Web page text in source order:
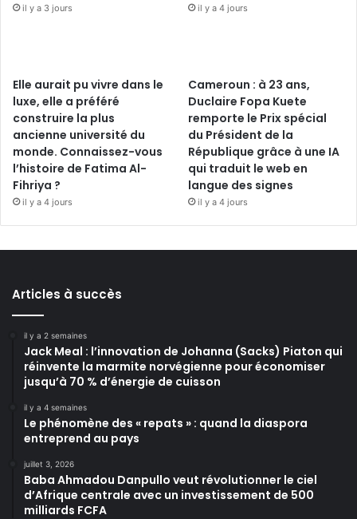
il y a 3 jours il y a 4 jours
Elle aurait pu vivre dans le
luxe, elle a préféré
construire la plus
ancienne université du
monde. Connaissez-vous
l’histoire de Fatima Al-
Fihriya ?
il y a 4 jours
Cameroun : à 23 ans,
Duclaire Fopa Kuete
remporte le Prix spécial
du Président de la
République grâce à une IA
qui traduit le web en
langue des signes
il y a 4 jours
Articles à succès
il y a 2 semaines
Jack Meal : l’innovation de Johanna (Sacks) Piaton qui
réinvente la marmite norvégienne pour économiser
jusqu’à 70 % d’énergie de cuisson
il y a 4 semaines
Le phénomène des « repats » : quand la diaspora
entreprend au pays
juillet 3, 2026
Baba Ahmadou Danpullo veut révolutionner le ciel
d’Afrique centrale avec un investissement de 500
milliards FCFA